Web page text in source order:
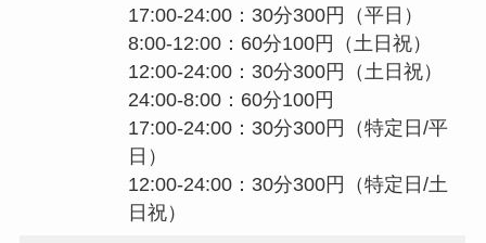
17:00-24:00：30分300円（平日）
8:00-12:00：60分100円（土日祝）
12:00-24:00：30分300円（土日祝）
24:00-8:00：60分100円
17:00-24:00：30分300円（特定日/平
日）
12:00-24:00：30分300円（特定日/土
日祝）